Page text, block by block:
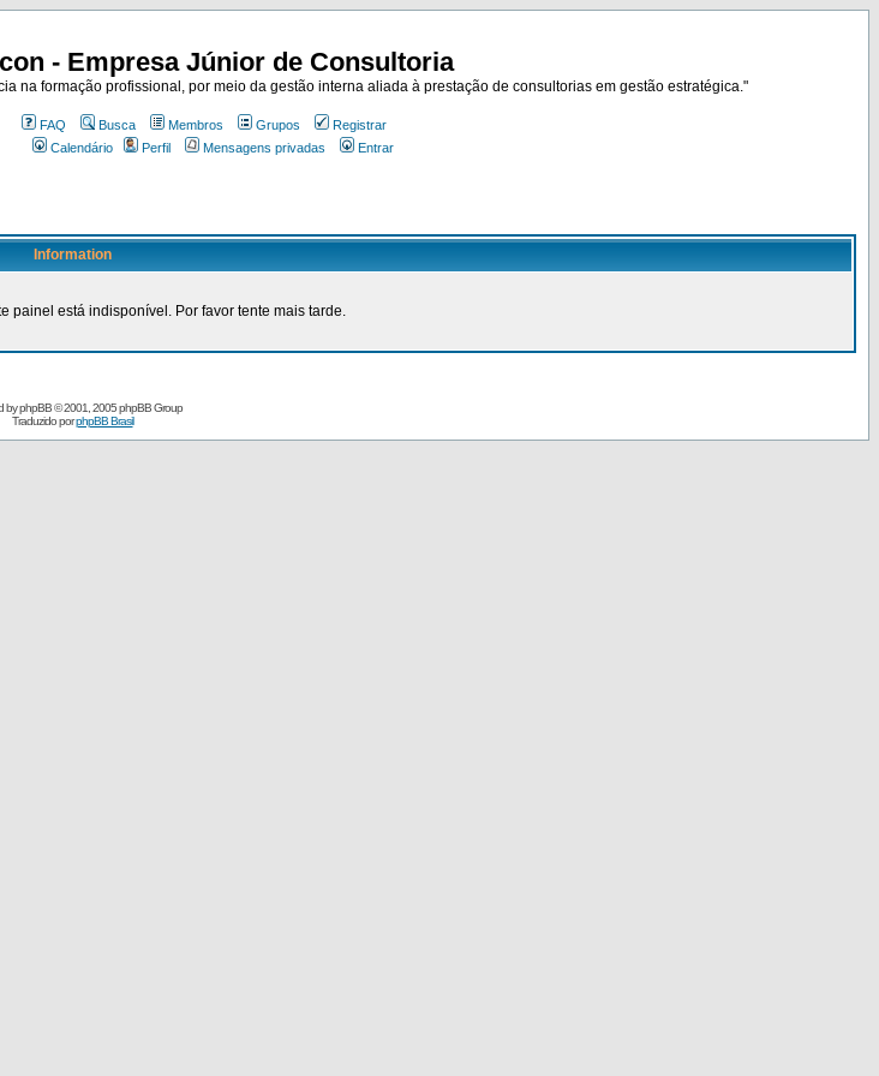
- Empresa Júnior de Consultoria
na formação profissional, por meio da gestão interna aliada à prestação de consultorias em gestão estratégica."
FAQ Busca Membros Grupos
Registrar
Calendário
Perfil Mensagens privadas Entrar
Information
painel está indisponível. Por favor tente mais tarde.
byphpBB© 2001, 2005 phpBB Group
Traduzido porphpBB Brasil